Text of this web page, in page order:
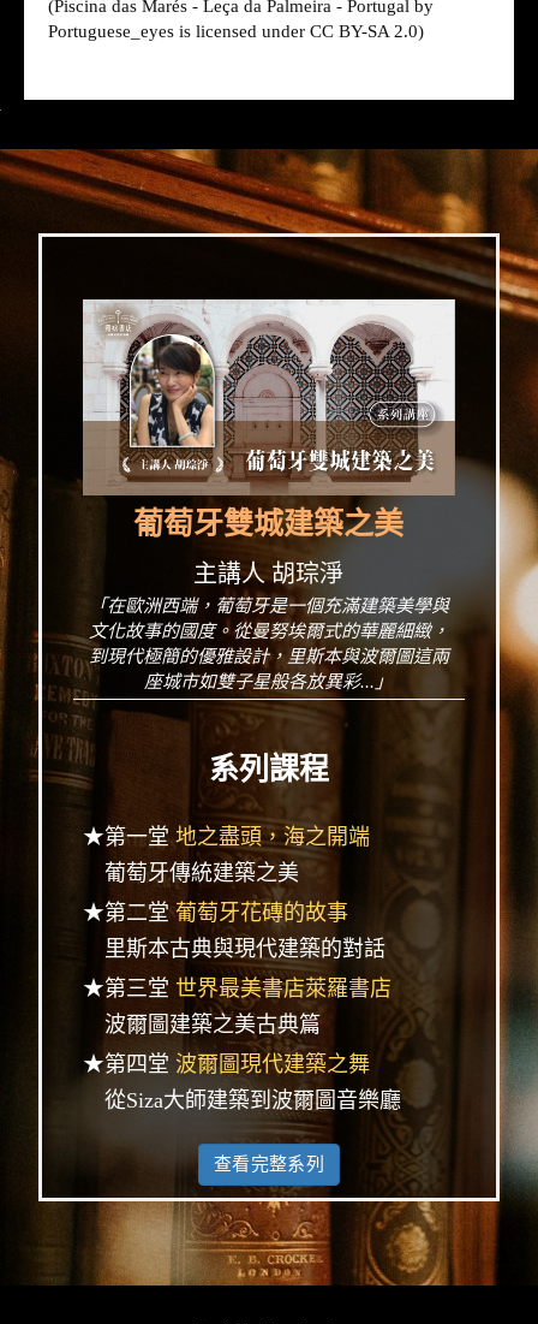
(Piscina das Marés - Leça da Palmeira - Portugal by
Portuguese_eyes is licensed under CC BY-SA 2.0)
葡萄牙雙城建築之美
主講人 胡琮淨
「在歐洲西端，葡萄牙是一個充滿建築美學與
文化故事的國度。從曼努埃爾式的華麗細緻，
到現代極簡的優雅設計，里斯本與波爾圖這兩
座城市如雙子星般各放異彩...」
系列課程
★第一堂地之盡頭，海之開端
葡萄牙傳統建築之美
★第二堂葡萄牙花磚的故事
里斯本古典與現代建築的對話
★第三堂 世界最美書店萊羅書店
波爾圖建築之美古典篇
★第四堂 波爾圖現代建築之舞
從Siza大師建築到波爾圖音樂廳
查看完整系列